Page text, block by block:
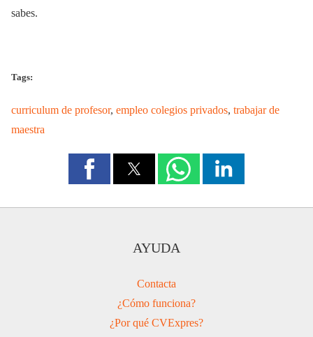
sabes.
Tags:
curriculum de profesor, empleo colegios privados, trabajar de
maestra
AYUDA
Contacta
¿Cómo funciona?
¿Por qué CVExpres?